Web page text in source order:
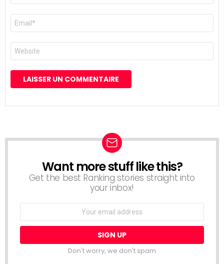
E-
mail
*
Site
web
NEWSLETTER
Want more stuff like this?
Get the best Ranking stories straight into
your inbox!
Email
Don't worry, we don't spam